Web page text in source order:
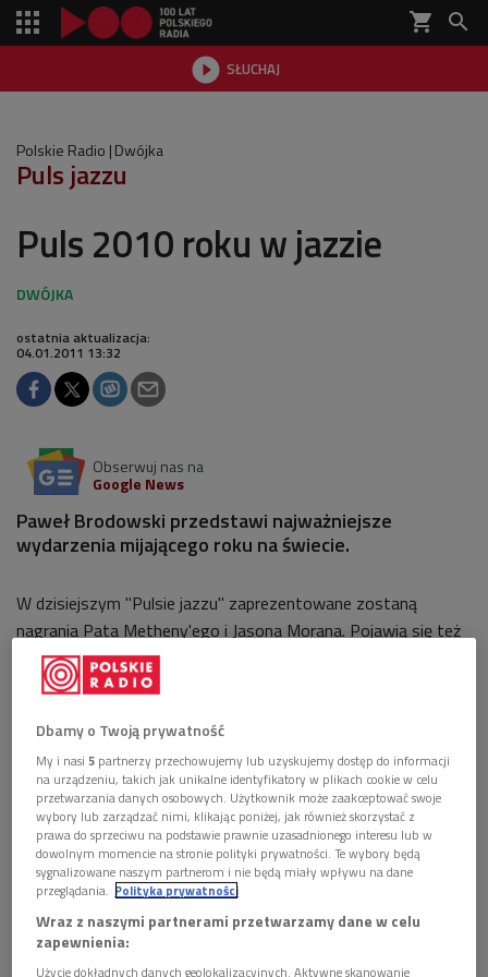
shopping_cart 
 SŁUCHAJ

Polskie Radio Dwójka
Puls jazzu
Puls 2010 roku w jazzie
ostatnia aktualizacja:
04.01.2011 13:32
Obserwuj nas na
Google News
Paweł Brodowski przedstawi najważniejsze
wydarzenia mijającego roku na świecie.
W dzisiejszym "Pulsie jazzu" zaprezentowane zostaną
nagrania Pata Metheny'ego i Jasona Morana. Pojawią się też
Rudresh Mahanthappa & Bunky Green, Vijay Iyer, Bobby
McFerrin, Miles Davis (Bitches Brew), Abbey Lincoln, Sonny
Cassandra Wilson.
Zaprasza Paweł Brodowski.
"Puls jazzu"
4 stycznia (wtorek), godz. 22:05
Zobacz więcej na temat: bobby mcferrin herbie hancock
miles davis
Dbamy o Twoją prywatność
My i nasi5 partnerzy przechowujemy lub uzyskujemy dostęp do informacji
na urządzeniu, takich jak unikalne identyfikatory w plikach cookie w celu
przetwarzania danych osobowych. Użytkownik może zaakceptować swoje
wybory lub zarządzać nimi, klikając poniżej, jak również skorzystać z
prawa do sprzeciwu na podstawie prawnie uzasadnionego interesu lub w
dowolnym momencie na stronie polityki prywatności. Te wybory będą
sygnalizowane naszym partnerom i nie będą miały wpływu na dane
przeglądania. Polityka prywatności
Wraz z naszymi partnerami przetwarzamy dane w celu
zapewnienia:
Użycie dokładnych danych geolokalizacyjnych. Aktywne skanowanie